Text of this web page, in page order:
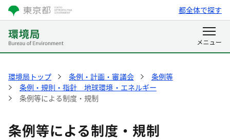
都全体で探す
環境局トップ 条例・計画・審議会
条例等
条例・規則・指針 地球環境・エネルギー
条例等による制度・規制
条例等による制度・規制